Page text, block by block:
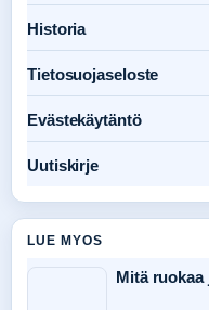
Historia
Tietosuojaseloste
Evästekäytäntö
Uutiskirje
LUE MYOS
Mitä ruokaa